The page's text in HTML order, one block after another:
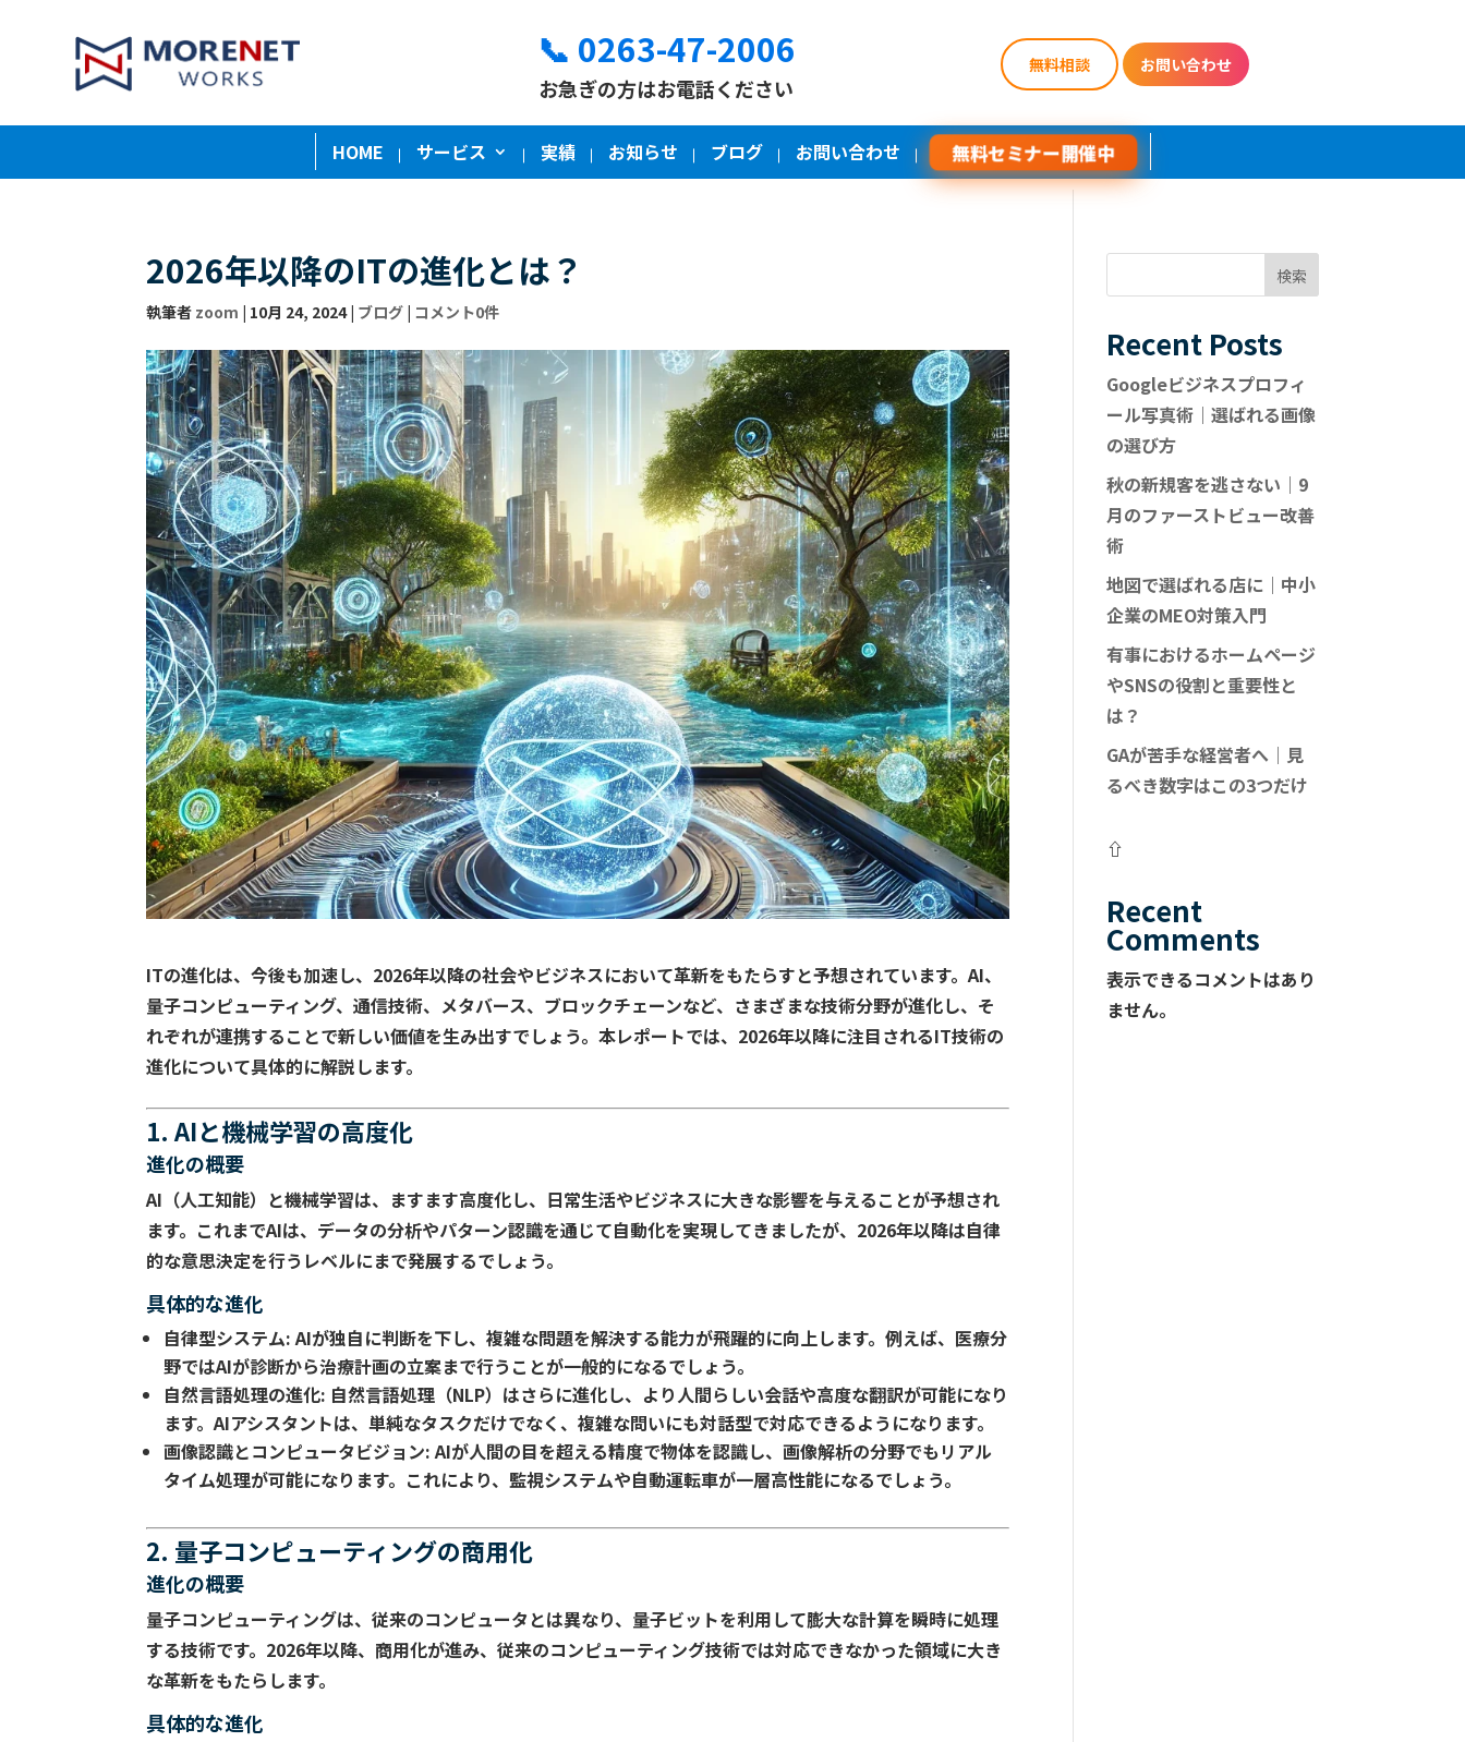
📞 0263-47-2006
お急ぎの方はお電話ください
無料相談 お問い合わせ
HOME サービス 実績 お知らせ ブログ お問い合わせ 無料セミナー開催中
2026年以降のITの進化とは？
執筆者 zoom | 10月 24, 2024| ブログ | コメント0件
ITの進化は、今後も加速し、2026年以降の社会やビジネスにおいて革新をもたらすと予想されています。AI、
量子コンピューティング、通信技術、メタバース、ブロックチェーンなど、さまざまな技術分野が進化し、そ
れぞれが連携することで新しい価値を生み出すでしょう。本レポートでは、2026年以降に注目されるIT技術の
進化について具体的に解説します。
1. AIと機械学習の高度化
進化の概要
AI（人工知能）と機械学習は、ますます高度化し、日常生活やビジネスに大きな影響を与えることが予想され
ます。これまでAIは、データの分析やパターン認識を通じて自動化を実現してきましたが、2026年以降は自律
的な意思決定を行うレベルにまで発展するでしょう。
具体的な進化
自律型システム: AIが独自に判断を下し、複雑な問題を解決する能力が飛躍的に向上します。例えば、医療分
野ではAIが診断から治療計画の立案まで行うことが一般的になるでしょう。
自然言語処理の進化: 自然言語処理（NLP）はさらに進化し、より人間らしい会話や高度な翻訳が可能になり
ます。AIアシスタントは、単純なタスクだけでなく、複雑な問いにも対話型で対応できるようになります。
画像認識とコンピュータビジョン: AIが人間の目を超える精度で物体を認識し、画像解析の分野でもリアル
タイム処理が可能になります。これにより、監視システムや自動運転車が一層高性能になるでしょう。
2. 量子コンピューティングの商用化
進化の概要
量子コンピューティングは、従来のコンピュータとは異なり、量子ビットを利用して膨大な計算を瞬時に処理
する技術です。2026年以降、商用化が進み、従来のコンピューティング技術では対応できなかった領域に大き
な革新をもたらします。
具体的な進化
検索
Recent Posts
Googleビジネスプロフィ
ール写真術｜選ばれる画像
の選び方
秋の新規客を逃さない｜9
月のファーストビュー改善
術
地図で選ばれる店に｜中小
企業のMEO対策入門
有事におけるホームページ
やSNSの役割と重要性と
は？
GAが苦手な経営者へ｜見
るべき数字はこの3つだけ
⇧
Recent
Comments
表示できるコメントはあり
ません。